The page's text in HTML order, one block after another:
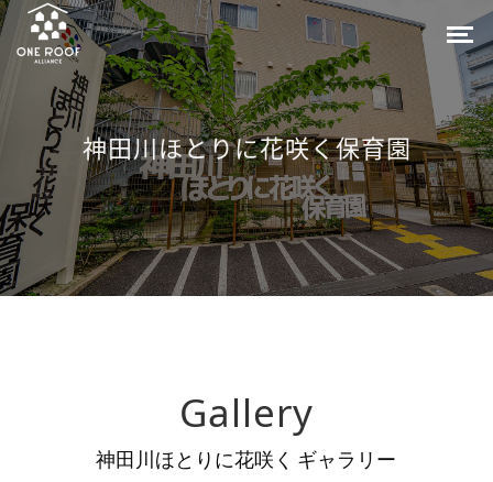
神田川ほとりに花咲く保育園
Gallery
神田川ほとりに花咲く ギャラリー